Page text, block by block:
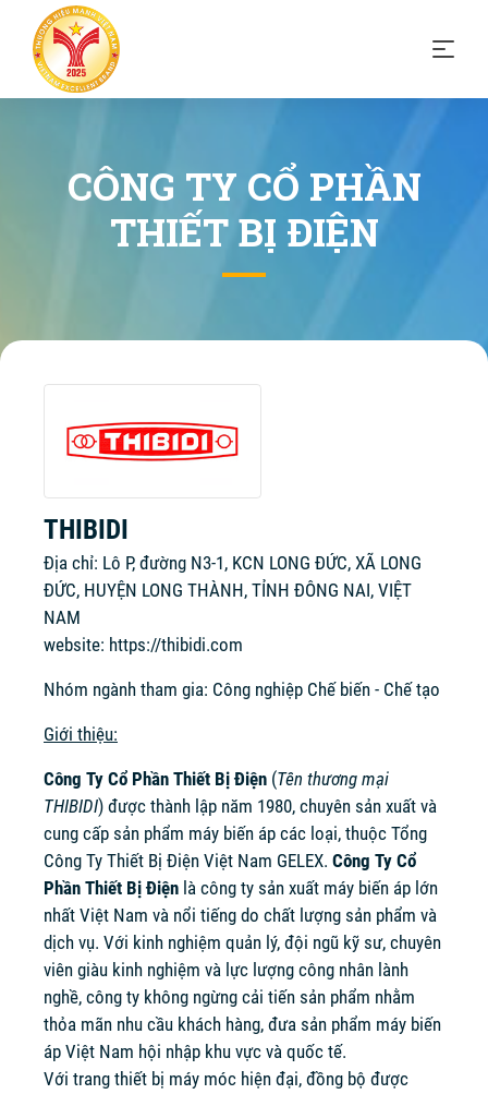
CÔNG TY CỔ PHẦN
THIẾT BỊ ĐIỆN
THIBIDI
Địa chỉ: Lô P, đường N3-1, KCN LONG ĐỨC, XÃ LONG
ĐỨC, HUYỆN LONG THÀNH, TỈNH ĐÔNG NAI, VIỆT
NAM
website: https://thibidi.com
Nhóm ngành tham gia: Công nghiệp Chế biến - Chế tạo
Giới thiệu:
Công Ty Cổ Phần Thiết Bị Điện (Tên thương mại
THIBIDI) được thành lập năm 1980, chuyên sản xuất và
cung cấp sản phẩm máy biến áp các loại, thuộc Tổng
Công Ty Thiết Bị Điện Việt Nam GELEX. Công Ty Cổ
Phần Thiết Bị Điện là công ty sản xuất máy biến áp lớn
nhất Việt Nam và nổi tiếng do chất lượng sản phẩm và
dịch vụ. Với kinh nghiệm quản lý, đội ngũ kỹ sư, chuyên
viên giàu kinh nghiệm và lực lượng công nhân lành
nghề, công ty không ngừng cải tiến sản phẩm nhằm
thỏa mãn nhu cầu khách hàng, đưa sản phẩm máy biến
áp Việt Nam hội nhập khu vực và quốc tế.
Với trang thiết bị máy móc hiện đại, đồng bộ được